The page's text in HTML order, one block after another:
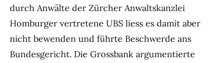
durch Anwälte der Zürcher Anwaltskanzlei
Homburger vertretene UBS liess es damit aber
nicht bewenden und führte Beschwerde ans
Bundesgericht. Die Grossbank argumentierte